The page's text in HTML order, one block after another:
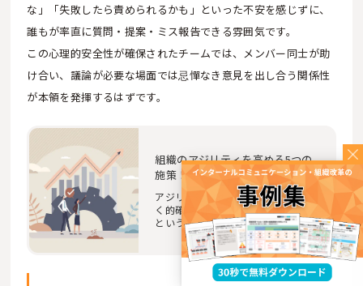
な」「失敗したら責められるかも」といった不安を感じずに、
誰もが率直に質問・提案・ミス報告できる雰囲気です。
この心理的安全性が確保されたチームでは、メンバー同士が助
け合い、議論が必要な場面では忌憚なき意見を出し合う関係性
が本領を発揮するはずです。
組織のアジリティを高める5つの
施策！注目企業の事例を紹介！
アジリティとは、状況に応じて素早
く的確に判断を下し、行動する能力
という意味があります。今の時代は
変化が激しく…